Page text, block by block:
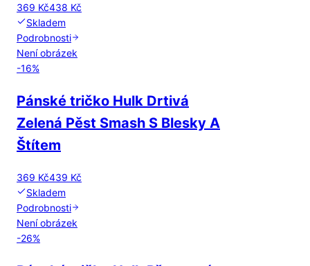
369 Kč438 Kč
Skladem
Podrobnosti
Není obrázek
-16%
Pánské tričko Hulk Drtivá
Zelená Pěst Smash S Blesky A
Štítem
369 Kč439 Kč
Skladem
Podrobnosti
Není obrázek
-26%